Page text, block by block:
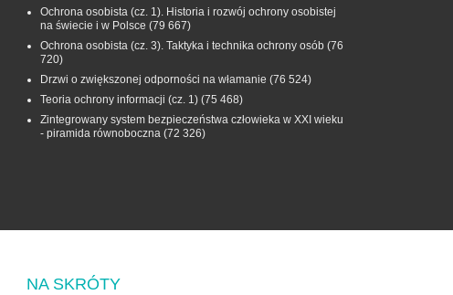
Ochrona osobista (cz. 1). Historia i rozwój ochrony osobistej
na świecie i w Polsce (79 667)
Ochrona osobista (cz. 3). Taktyka i technika ochrony osób (76
720)
Drzwi o zwiększonej odporności na włamanie (76 524)
Teoria ochrony informacji (cz. 1) (75 468)
Zintegrowany system bezpieczeństwa człowieka w XXI wieku
- piramida równoboczna (72 326)
NA SKRÓTY